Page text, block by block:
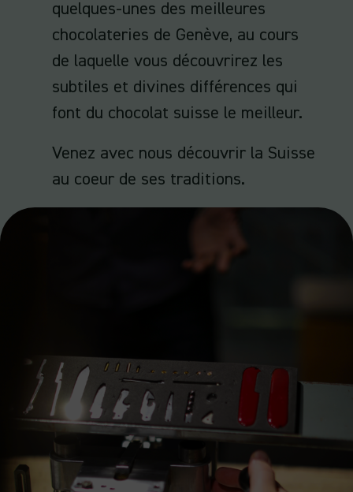
quelques-unes des meilleures
chocolateries de Genève, au cours
de laquelle vous découvrirez les
subtiles et divines différences qui
font du chocolat suisse le meilleur.
Venez avec nous découvrir la Suisse
au coeur de ses traditions.